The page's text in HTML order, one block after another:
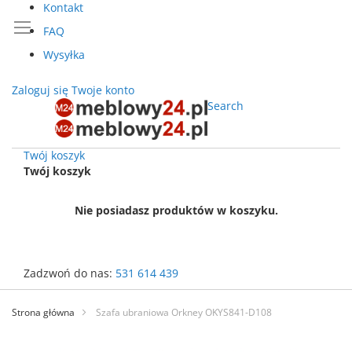
Kontakt
FAQ
Wysyłka
Zaloguj się Twoje konto
Search
Twój koszyk
Twój koszyk
Nie posiadasz produktów w koszyku.
Zadzwoń do nas: 531 614 439
Przejdź
treści
Strona główna Szafa ubraniowa Orkney OKYS841-D108